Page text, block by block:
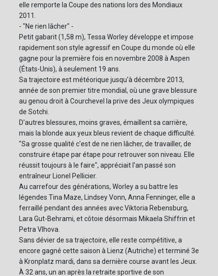
elle remporte la Coupe des nations lors des Mondiaux
2011.
- "Ne rien lâcher" -
Petit gabarit (1,58 m), Tessa Worley développe et impose
rapidement son style agressif en Coupe du monde où elle
gagne pour la première fois en novembre 2008 à Aspen
(États-Unis), à seulement 19 ans.
Sa trajectoire est météorique jusqu'à décembre 2013,
année de son premier titre mondial, où une grave blessure
au genou droit à Courchevel la prive des Jeux olympiques
de Sotchi.
D'autres blessures, moins graves, émaillent sa carrière,
mais la blonde aux yeux bleus revient de chaque difficulté.
"Sa grosse qualité c'est de ne rien lâcher, de travailler, de
construire étape par étape pour retrouver son niveau. Elle
réussit toujours à le faire", appréciait l'an passé son
entraîneur Lionel Pellicier.
Au carrefour des générations, Worley a su battre les
légendes Tina Maze, Lindsey Vonn, Anna Fenninger, elle a
ferraillé pendant des années avec Viktoria Rebensburg,
Lara Gut-Behrami, et côtoie désormais Mikaela Shiffrin et
Petra Vlhova.
Sans dévier de sa trajectoire, elle reste compétitive, a
encore gagné cette saison à Lienz (Autriche) et terminé 3e
à Kronplatz mardi, dans sa dernière course avant les Jeux.
À 32 ans, un an après la retraite sportive de son